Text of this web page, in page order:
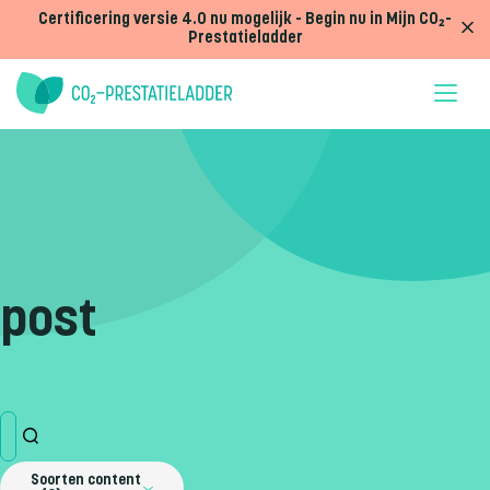
Certificering versie 4.0 nu mogelijk - Begin nu in Mijn CO₂-
Prestatieladder
post
Soorten content